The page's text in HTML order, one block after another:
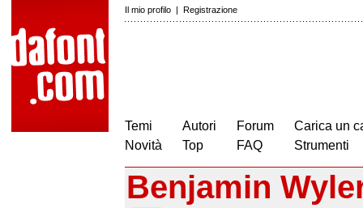
Il mio profilo | Registrazione
Temi
Novità
Autori
Top
Forum
FAQ
Carica un
Strumenti
Benjamin